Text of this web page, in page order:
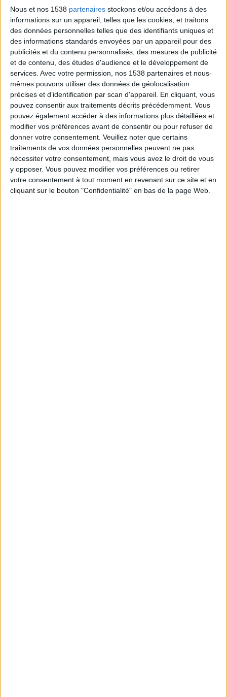
Nous et nos 1538 partenaires stockons et/ou accédons à des
informations sur un appareil, telles que les cookies, et traitons
des données personnelles telles que des identifiants uniques et
des informations standards envoyées par un appareil pour des
publicités et du contenu personnalisés, des mesures de publicité
et de contenu, des études d'audience et le développement de
services. Avec votre permission, nos 1538 partenaires et nous-
mêmes pouvons utiliser des données de géolocalisation
précises et d’identification par scan d'appareil. En cliquant, vous
pouvez consentir aux traitements décrits précédemment. Vous
pouvez également accéder à des informations plus détaillées et
modifier vos préférences avant de consentir ou pour refuser de
donner votre consentement. Veuillez noter que certains
traitements de vos données personnelles peuvent ne pas
nécessiter votre consentement, mais vous avez le droit de vous
y opposer. Vous pouvez modifier vos préférences ou retirer
votre consentement à tout moment en revenant sur ce site et en
cliquant sur le bouton "Confidentialité" en bas de la page Web.
Webinaires en direct Voir tout
Peut-on remplacer la viande par des féculents ?
Consultation diététique du 05/08/2026